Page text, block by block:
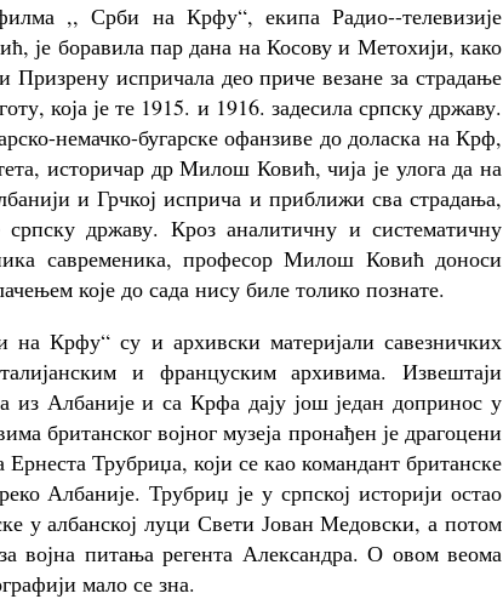
,, Срби на Крфу“, екипа Радио--телевизије
је боравила пар дана на Косову и Метохији, како
испричала део приче везане за страдање
која је те 1915. и 1916. задесила српску државу.
немачко-бугарске офанзиве до доласка на Крф,
историчар др Милош Ковић, чија је улога да на
и Грчкој исприча и приближи сва страдања,
српску државу. Кроз аналитичну и систематичну
савременика, професор Милош Ковић доноси
које до сада нису биле толико познате.
Крфу“ су и архивски материјали савезничких
и француским архивима. Извештаји
из Албаније и са Крфа дају још један допринос у
британског војног музеја пронађен је драгоцени
Трубриџа, који се као командант британске
Албаније. Трубриџ је у српској историји остао
у албанској луци Свети Јован Медовски, а потом
војна питања регента Александра. О овом веома
мало се зна.